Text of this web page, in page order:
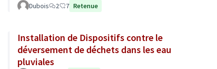
Dubois 2 7 Retenue
Installation de Dispositifs contre le
déversement de déchets dans les eau
pluviales